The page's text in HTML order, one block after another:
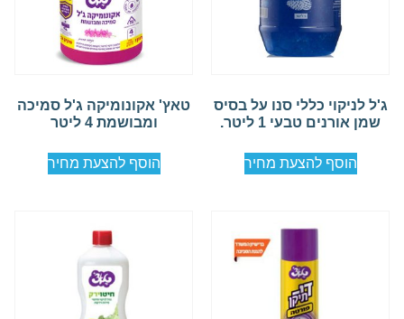
ג'ל לניקוי כללי סנו על בסיס
שמן אורנים טבעי 1 ליטר.
הוסף להצעת מחיר
טאץ' אקונומיקה ג'ל סמיכה
ומבושמת 4 ליטר
הוסף להצעת מחיר